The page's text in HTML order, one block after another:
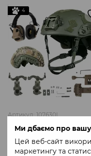
Ми дбаємо про вашу
Цей веб-сайт
маркетингу та
4
Артикул: 107630L
з шоломом, кавером,
навушниками,
та кріпленням, SXE
23 000 грн